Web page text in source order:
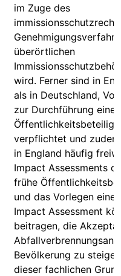
im Zuge des
überörtlichen
wird. Ferner sind in
als in Deutschland,
zur Durchführung
verpflichtet und
in England häufig
Impact Assessments
frühe
und das Vorlegen
Impact Assessment
beitragen, die
Bevölkerung zu
dieser fachlichen